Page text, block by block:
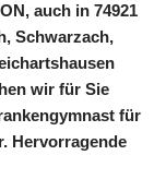
auch in 74921
Schwarzach,
wir für Sie
für
Hervorragende